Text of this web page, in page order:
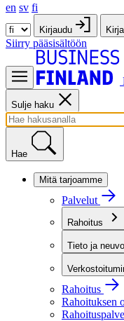
en sv fi
Kirjaudu
Siirry pääsisältöön
Sulje haku
Hae
Mitä tarjoamme
Palvelut
Rahoitus
Tieto ja
Rahoitus
Rahoituksen